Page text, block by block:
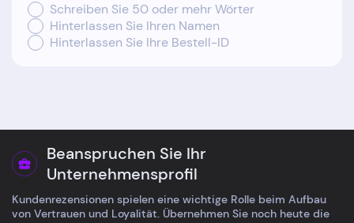
Schreiben Sie 50 oder mehr Wörter
Hinterlassen Sie Ihren Namen
Hinterlassen Sie Ihre Bestell-ID
Beanspruchen Sie Ihr
Unternehmensprofil
Kundenrezensionen spielen eine wichtige Rolle beim Aufbau
von Vertrauen und Loyalität. Übernehmen Sie noch heute die